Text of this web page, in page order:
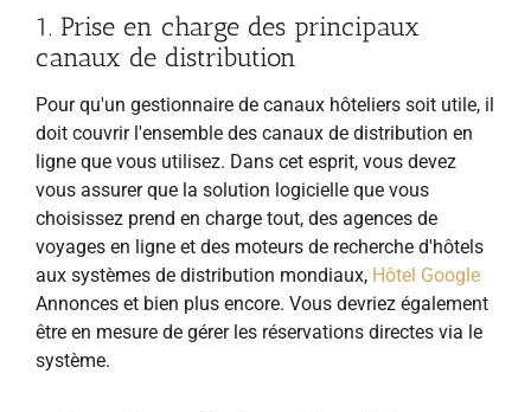
1. Prise en charge des principaux
canaux de distribution
Pour qu'un gestionnaire de canaux hôteliers soit utile, il
doit couvrir l'ensemble des canaux de distribution en
ligne que vous utilisez. Dans cet esprit, vous devez
vous assurer que la solution logicielle que vous
choisissez prend en charge tout, des agences de
voyages en ligne et des moteurs de recherche d'hôtels
aux systèmes de distribution mondiaux, Hôtel Google
Annonces et bien plus encore. Vous devriez également
être en mesure de gérer les réservations directes via le
système.